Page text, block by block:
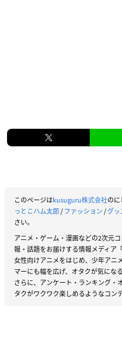
このページはkusuguru株式会社の
っとこハム太郎/ファッション/グッ
さい。
アニメ・ゲーム・漫画などの2次元
報・話題をお届けする情報メディア
女性向けアニメをはじめ、少年アニ
マーにも幅を広げ、オタクが気にな
さらに、アンケート・ランキング・
タクがワクワク楽しめるようなコン